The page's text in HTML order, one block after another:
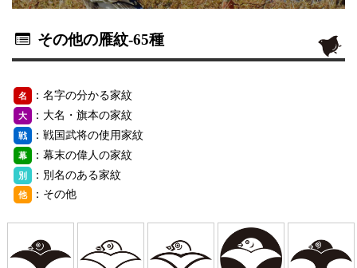
その他の雁紋-65種
名 ：名字の分かる家紋
大 ：大名・旗本の家紋
戦 ：戦国武将の使用家紋
幕 ：幕末の偉人の家紋
別 ：別名のある家紋
他 ：その他